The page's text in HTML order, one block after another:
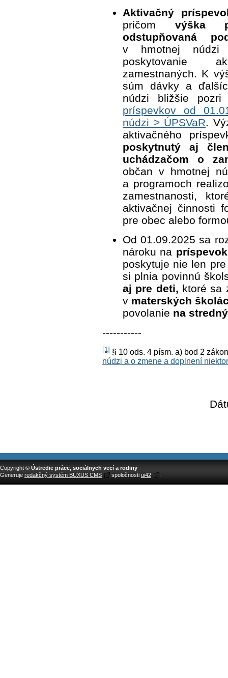
Aktivačný
pričom výška
odstupňovaná
v hmotnej
poskytovanie
zamestnaných. K
súm dávky a
núdzi bližšie
príspevkov od
núdzi > ÚPSVaR.
aktivačného
poskytnutý aj
uchádzačom o
občan v hmotnej
a programoch
zamestnanosti,
aktivačnej činnosti
pre obec alebo
Od 01.09.2025 sa
nároku na
poskytuje nie len
si plnia povinnú
aj pre deti, ktoré sa
vmaterských
povolanie na
-----------
[1] § 10 ods. 4 písm. a) bod 2
núdzi a o zmene a doplnení
Copyright © Ústredie práce, sociálnych vecí a rodiny
Generuje redakčný systém BUXUS CMS spoločnosti ui42